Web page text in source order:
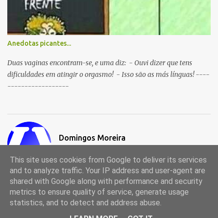
Anedotas picantes...
Duas vaginas encontram-se, e uma diz: - Ouvi dizer que tens
dificuldades em atingir o orgasmo! - Isso são as más línguas! ----
------------------
Domingos Moreira
Com tecnologia do Blogger
© 1998-2024, Portal de Anedotas (anedotas.ix.pt)
This site uses cookies from Google to deliver its services
and to analyze traffic. Your IP address and user-agent are
shared with Google along with performance and security
metrics to ensure quality of service, generate usage
statistics, and to detect and address abuse.